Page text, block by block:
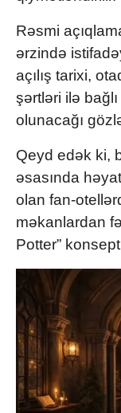
Rəsmi
ərzində
açılış tarixi,
şərtləri ilə
olunacağı
Qeyd edək ki,
əsasında
olan fan-
məkanlardan
Potter”